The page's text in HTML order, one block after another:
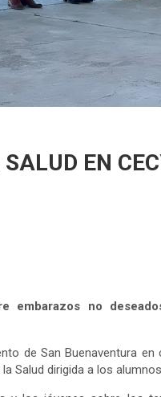
EN
embarazos no
de San Buenaventura
Salud dirigida a los